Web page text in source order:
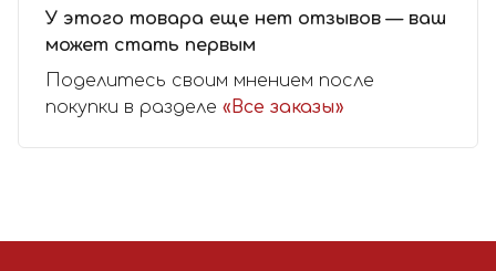
У этого товара еще нет отзывов — ваш
может стать первым
Поделитесь своим мнением после
покупки в разделе «Все заказы»